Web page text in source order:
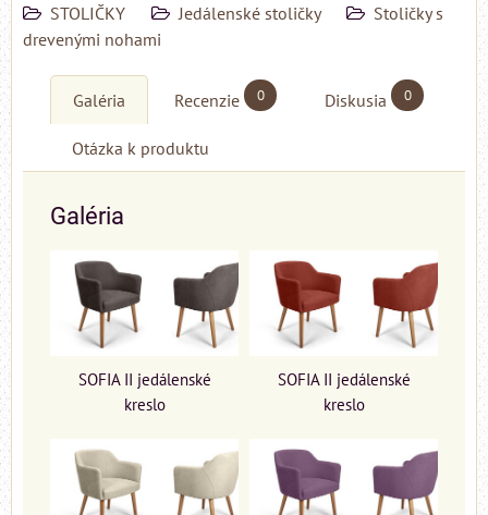
STOLIČKY Jedálenské stoličky
Stoličky s
drevenými nohami
Galéria Recenzie 0 Diskusia 0
Otázka k produktu
Galéria
SOFIA II jedálenské
kreslo
SOFIA II jedálenské
kreslo